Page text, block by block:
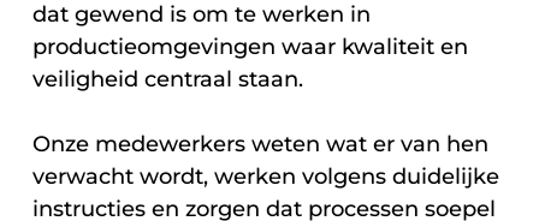
dat gewend is om te werken in
productieomgevingen waar kwaliteit en
veiligheid centraal staan.
Onze medewerkers weten wat er van hen
verwacht wordt, werken volgens duidelijke
instructies en zorgen dat processen soepel